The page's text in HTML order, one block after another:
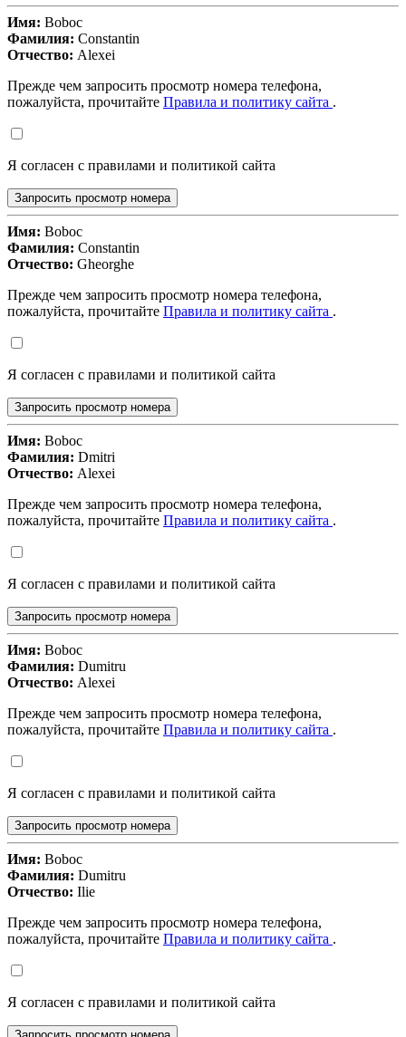
Имя: Boboc
Фамилия: Constantin
Отчество: Alexei
Прежде чем запросить просмотр номера телефона,
пожалуйста, прочитайте Правила и политику сайта .
Я согласен с правилами и политикой сайта
Запросить просмотр номера
Имя: Boboc
Фамилия: Constantin
Отчество: Gheorghe
Прежде чем запросить просмотр номера телефона,
пожалуйста, прочитайте Правила и политику сайта .
Я согласен с правилами и политикой сайта
Запросить просмотр номера
Имя: Boboc
Фамилия: Dmitri
Отчество: Alexei
Прежде чем запросить просмотр номера телефона,
пожалуйста, прочитайте Правила и политику сайта .
Я согласен с правилами и политикой сайта
Запросить просмотр номера
Имя: Boboc
Фамилия: Dumitru
Отчество: Alexei
Прежде чем запросить просмотр номера телефона,
пожалуйста, прочитайте Правила и политику сайта .
Я согласен с правилами и политикой сайта
Запросить просмотр номера
Имя: Boboc
Фамилия: Dumitru
Отчество: Ilie
Прежде чем запросить просмотр номера телефона,
пожалуйста, прочитайте Правила и политику сайта .
Я согласен с правилами и политикой сайта